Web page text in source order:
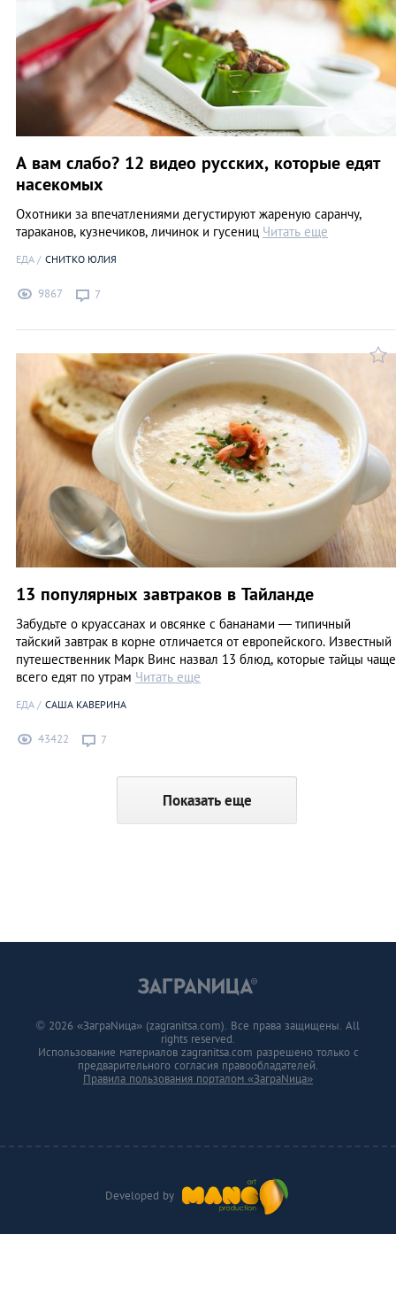
А вам слабо? 12 видео русских, которые едят
насекомых
Охотники за впечатлениями дегустируют жареную саранчу,
тараканов, кузнечиков, личинок и гусениц Читать еще
ЕДА СНИТКО ЮЛИЯ
9867 7
13 популярных завтраков в Тайланде
Забудьте о круассанах и овсянке с бананами — типичный
тайский завтрак в корне отличается от европейского. Известный
путешественник Марк Винс назвал 13 блюд, которые тайцы чаще
всего едят по утрам Читать еще
ЕДА САША КАВЕРИНА
43422 7
Показать еще
Developed by
© 2026 «ЗаграNица» (zagranitsa.com). Все права защищены. All
rights reserved.
Использование материалов zagranitsa.com разрешено только с
предварительного согласия правообладателей.
Правила пользования порталом «ЗаграNица»